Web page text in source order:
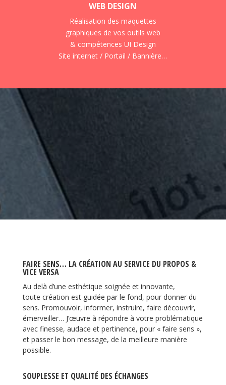
WEB DESIGN
Réalisation des maquettes
graphiques de vos outils web
& compétences UI Design
Site internet / Portail / Bannière…
SITE INTERNET / PORTAIL
FAIRE SENS… LA CRÉATION AU SERVICE DU PROPOS &
VICE VERSA
Au delà d’une esthétique soignée et innovante,
toute création est guidée par le fond, pour donner du
sens. Promouvoir, informer, instruire, faire découvrir,
émerveiller… J’œuvre à répondre à votre problématique
avec finesse, audace et pertinence, pour « faire sens »,
et passer le bon message, de la meilleure manière
possible.
SOUPLESSE ET QUALITÉ DES ÉCHANGES